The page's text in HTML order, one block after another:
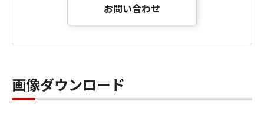
お問い合わせ
画像ダウンロード